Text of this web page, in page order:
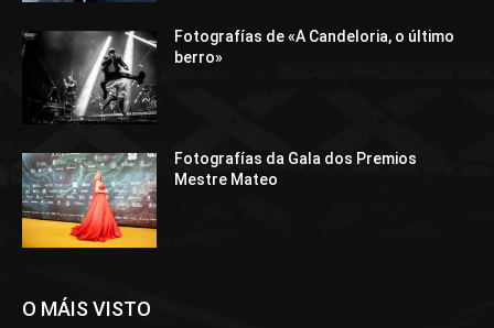
Fotografías de «A Candeloria, o último
berro»
Fotografías da Gala dos Premios
Mestre Mateo
O MÁIS VISTO